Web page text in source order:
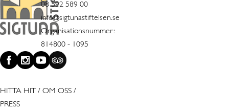
08 592 589 00
info@sigtunastiftelsen.se
Organisationsnummer:
814800 - 1095
HITTA HIT / OM OSS /
PRESS